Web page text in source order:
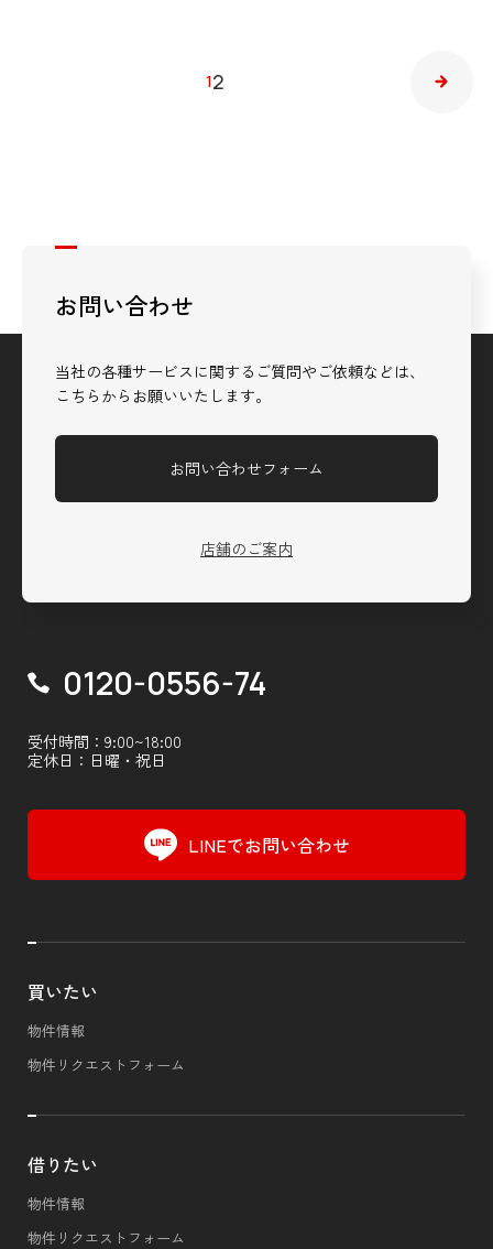
12
お問い合わせ
当社の各種サービスに関するご質問やご依頼などは、
こちらからお願いいたします。
お問い合わせフォーム
店舗のご案内
0120-0556-74
受付時間：9:00~18:00
定休日：日曜・祝日
LINEでお問い合わせ
買いたい
物件情報
物件リクエストフォーム
借りたい
物件情報
物件リクエストフォーム